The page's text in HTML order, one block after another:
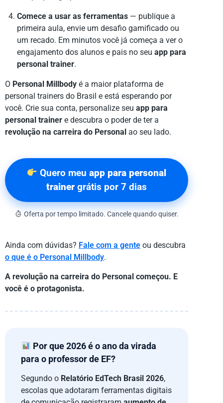
Comece a usar as ferramentas — publique a
primeira aula, envie um desafio gamificado ou
um recado. Em minutos você já começa a ver o
engajamento dos alunos e pais no seu app para
personal trainer.
O Personal Millbody é a maior plataforma de
personal trainers do Brasil e está esperando por
você. Crie sua conta, personalize seu app para
personal trainer e descubra o poder de ter a
revolução na carreira do Personal ao seu lado.
Quero meuapp para personal
trainer grátis por 7 dias
Oferta por tempo limitado. Cancele quando quiser.
Ainda com dúvidas? Fale com a gente ou descubra
o que é o Personal Millbody.
A revolução na carreira do Personal começou. E
você é o protagonista.
Por que 2026 é o ano da virada
para o professor de EF?
Segundo o Relatório EdTech Brasil 2026,
escolas que adotaram ferramentas digitais